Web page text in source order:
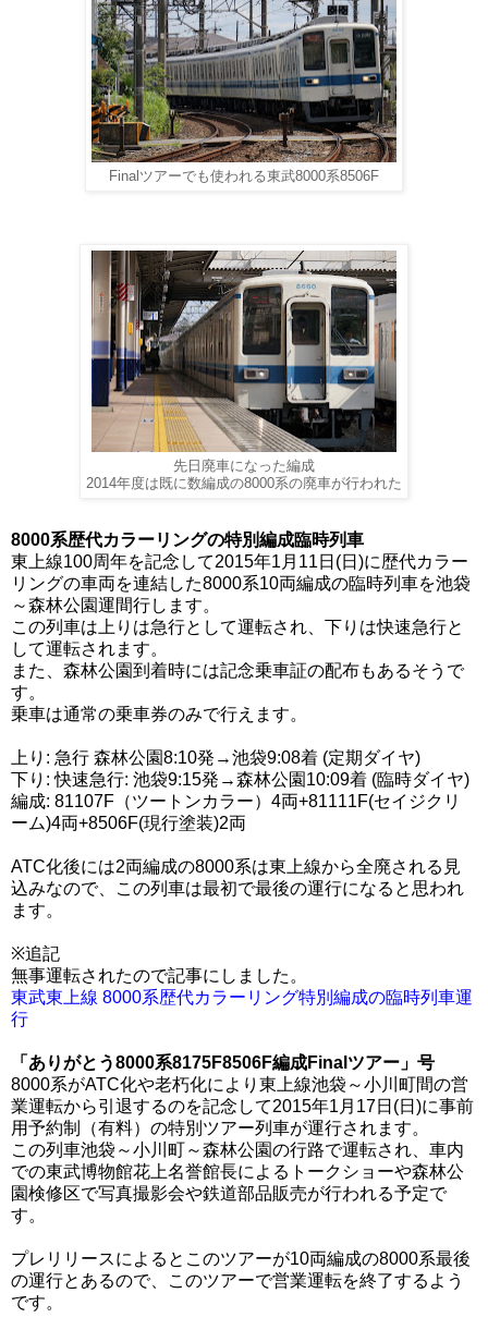
Finalツアーでも使われる東武8000系8506F
先日廃車になった編成
2014年度は既に数編成の8000系の廃車が行われた
8000系歴代カラーリングの特別編成臨時列車
東上線100周年を記念して2015年1月11日(日)に歴代カラー
リングの車両を連結した8000系10両編成の臨時列車を池袋
～森林公園運間行します。
この列車は上りは急行として運転され、下りは快速急行と
して運転されます。
また、森林公園到着時には記念乗車証の配布もあるそうで
す。
乗車は通常の乗車券のみで行えます。
上り: 急行 森林公園8:10発→池袋9:08着 (定期ダイヤ)
下り: 快速急行: 池袋9:15発→森林公園10:09着 (臨時ダイヤ)
編成: 81107F（ツートンカラー）4両+81111F(セイジクリ
ーム)4両+8506F(現行塗装)2両
ATC化後には2両編成の8000系は東上線から全廃される見
込みなので、この列車は最初で最後の運行になると思われ
ます。
※追記
無事運転されたので記事にしました。
東武東上線 8000系歴代カラーリング特別編成の臨時列車運
行
「ありがとう8000系8175F8506F編成Finalツアー」号
8000系がATC化や老朽化により東上線池袋～小川町間の営
業運転から引退するのを記念して2015年1月17日(日)に事前
用予約制（有料）の特別ツアー列車が運行されます。
この列車池袋～小川町～森林公園の行路で運転され、車内
での東武博物館花上名誉館長によるトークショーや森林公
園検修区で写真撮影会や鉄道部品販売が行われる予定で
す。
プレリリースによるとこのツアーが10両編成の8000系最後
の運行とあるので、このツアーで営業運転を終了するよう
です。